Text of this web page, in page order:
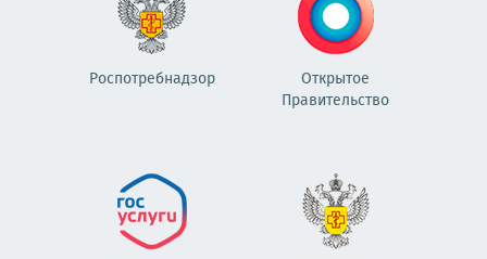
Роспотребнадзор
Открытое
Правительство